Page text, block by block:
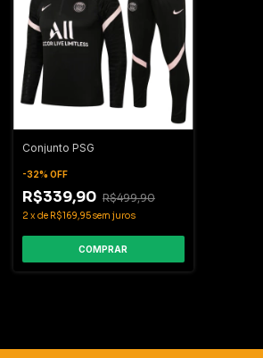
Conjunto PSG
-32% OFF
R$339,90 R$499,90
2 xde R$169,95sem juros
COMPRAR